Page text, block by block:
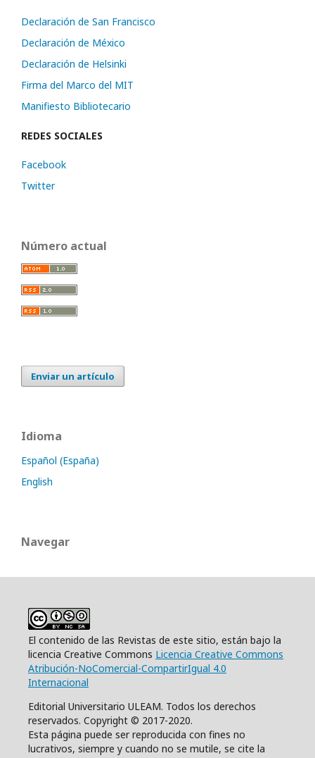
Declaración de San Francisco
Declaración de México
Declaración de Helsinki
Firma del Marco del MIT
Manifiesto Bibliotecario
REDES SOCIALES
Facebook
Twitter
Número actual
Enviar un artículo
Idioma
Español (España)
English
Navegar
El contenido de las Revistas de este sitio, están bajo la
licencia Creative Commons Licencia Creative Commons
Atribución-NoComercial-CompartirIgual 4.0
Internacional
Editorial Universitario ULEAM. Todos los derechos
reservados. Copyright © 2017-2020.
Esta página puede ser reproducida con fines no
lucrativos, siempre y cuando no se mutile, se cite la